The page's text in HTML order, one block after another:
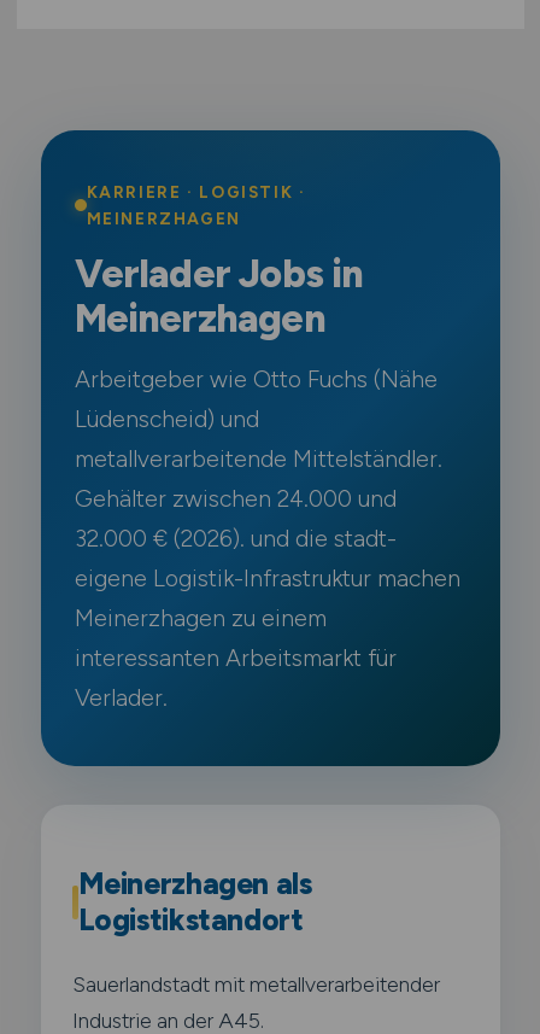
KARRIERE · LOGISTIK ·
MEINERZHAGEN
Verlader Jobs in
Meinerzhagen
Arbeitgeber wie Otto Fuchs (Nähe
Lüdenscheid) und
metallverarbeitende Mittelständler.
Gehälter zwischen 24.000 und
32.000 € (2026). und die stadt-
eigene Logistik-Infrastruktur machen
Meinerzhagen zu einem
interessanten Arbeitsmarkt für
Verlader.
Meinerzhagen als
Logistikstandort
Sauerlandstadt mit metallverarbeitender
Industrie an der A45.